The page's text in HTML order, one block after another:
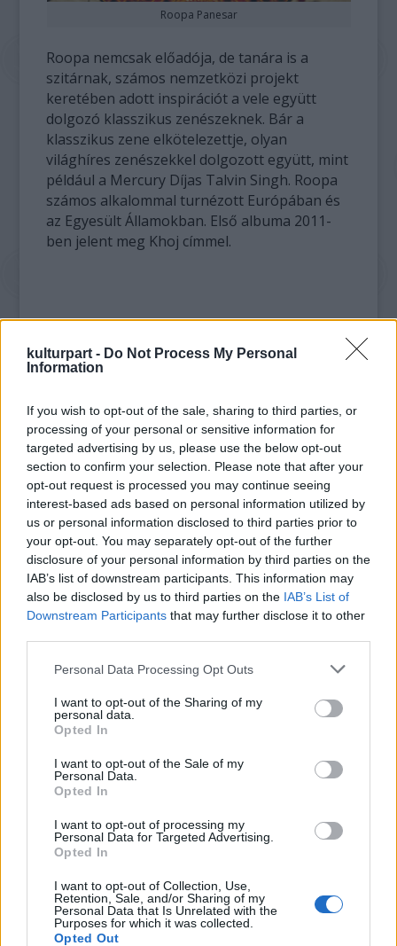
kulturpart - Do Not Process My Personal
Information
If you wish to opt-out of the sale, sharing to third parties, or
processing of your personal or sensitive information for
targeted advertising by us, please use the below opt-out
section to confirm your selection. Please note that after your
opt-out request is processed you may continue seeing
interest-based ads based on personal information utilized by
us or personal information disclosed to third parties prior to
your opt-out. You may separately opt-out of the further
disclosure of your personal information by third parties on the
IAB’s list of downstream participants. This information may
also be disclosed by us to third parties on the IAB’s List of
Downstream Participants that may further disclose it to other
Please note that this website/app uses one or more Google
not limited to your visit or usage behaviour. You may click to
grant or deny consent to Google and its third-party tags to
use your data for below specified purposes in below Google
consent section.
Personal Data Processing Opt Outs
I want to opt-out of the Sharing of my
personal data.
Opted In
I want to opt-out of the Sale of my
Personal Data.
Opted In
I want to opt-out of processing my
Personal Data for Targeted Advertising.
Opted In
I want to opt-out of Collection, Use,
Retention, Sale, and/or Sharing of my
Personal Data that Is Unrelated with the
Purposes for which it was collected.
Opted Out
Roopa Panesar
Roopa nemcsak előadója, de tanára is a
szitárnak, számos nemzetközi projekt
keretében adott inspirációt a vele együtt
dolgozó klasszikus zenészeknek. Bár a
klasszikus zene elkötelezettje, olyan
világhíres zenészekkel dolgozott együtt, mint
például a Mercury Díjas Talvin Singh. Roopa
számos alkalommal turnézott Európában és
az Egyesült Államokban. Első albuma 2011-
ben jelent meg Khoj címmel.
Bhupinder Singh Chaggar Pt. Sharda Sahai-
nek a Benares tabla Gharana
tanítványa. Több évtizednyi gyakorlással és
koncertezéssel nemcsak Európa, de India
egyik elismert tabla szólistája lett. Az elmúlt
évtizedekben progresszív zenei
elkötelezettségét bizonyítva a klasszikus
koncertek mellett számos nagyszerű dzsessz
és világzenei formációban is szerepelt. Szóló
tablajátékával meghívást kapott a
legnagyobb Angliai indiai klasszikus zenei
fesztiválra, a Darbarra, ami azért is
kitüntetés, mert ott jellemzően az indiai
klasszikus zene idősebb, Indiában
nevelkedett generációja mutathatja meg